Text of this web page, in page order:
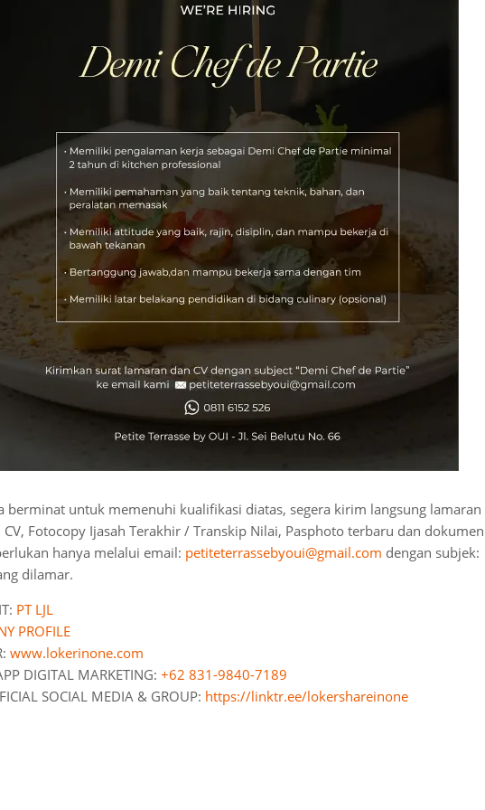
berminat untuk memenuhi kualifikasi diatas, segera kirim langsung lamaran
CV, Fotocopy Ijasah Terakhir / Transkip Nilai, Pasphoto terbaru dan dokumen
hanya melalui email: petiteterrassebyoui@gmail.com dengan subjek:
dilamar.
PT LJL
PROFILE
www.lokerinone.com
DIGITAL MARKETING: +62 831-9840-7189
SOCIAL MEDIA & GROUP: https://linktr.ee/lokershareinone